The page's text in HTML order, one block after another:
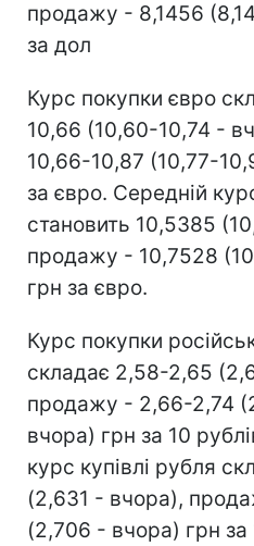
продажу - 8,1456
за дол
Курс покупки євро
10,66 (10,60-10,74 -
10,66-10,87 (10,77-
за євро. Середній
становить 10,5385
продажу - 10,7528
грн за євро.
Курс покупки
складає 2,58-2,65
продажу - 2,66-2,74
вчора) грн за 10
курс купівлі рубля
(2,631 - вчора),
(2,706 - вчора) грн за